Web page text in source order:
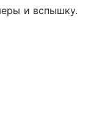
и вспышку.